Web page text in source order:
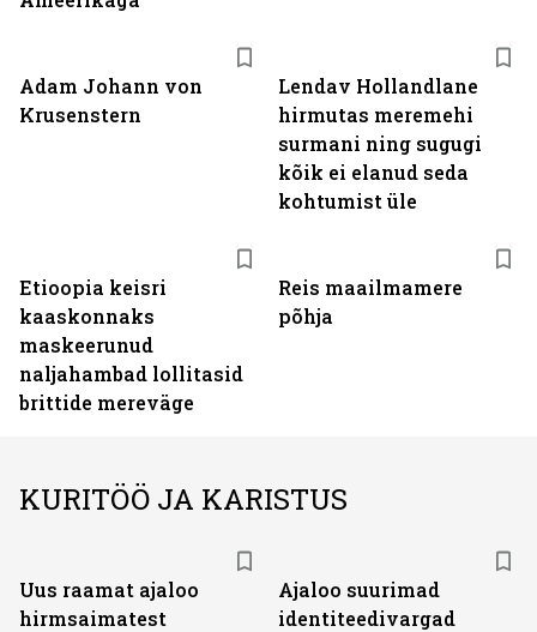
Adam Johann von
Krusenstern
Lendav Hollandlane
hirmutas meremehi
surmani ning sugugi
kõik ei elanud seda
kohtumist üle
Etioopia keisri
kaaskonnaks
maskeerunud
naljahambad lollitasid
brittide mereväge
Reis maailmamere
põhja
KURITÖÖ JA KARISTUS
Uus raamat ajaloo
hirmsaimatest
Ajaloo suurimad
identiteedivargad